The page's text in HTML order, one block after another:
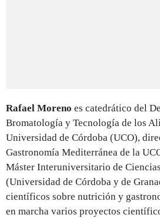
Rafael Moreno es catedrático del
Bromatología y Tecnología de los
Universidad de Córdoba (UCO),
Gastronomía Mediterránea de la
Máster Interuniversitario de
(Universidad de Córdoba y de
científicos sobre nutrición y
en marcha varios proyectos